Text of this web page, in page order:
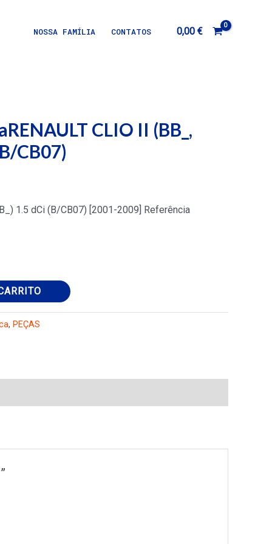
NOSSA FAMÍLIA CONTATOS 0,00 €
CLIO II (BB_,
CB07)
1.5 dCi (B/CB07) [2001-2009] Referência
, PEÇAS